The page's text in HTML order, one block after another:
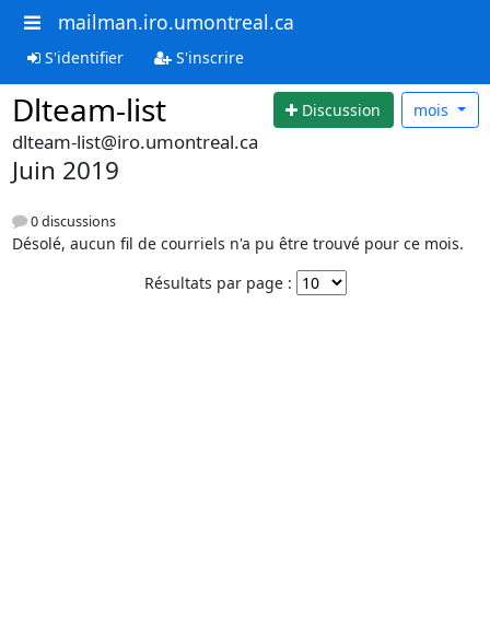
mailman.iro.umontreal.ca
S'identifier S'inscrire
Dlteam-list Discussion mois
dlteam-list@iro.umontreal.ca
Juin 2019
0 discussions
Désolé, aucun fil de courriels n'a pu être trouvé pour ce mois.
Résultats par page :